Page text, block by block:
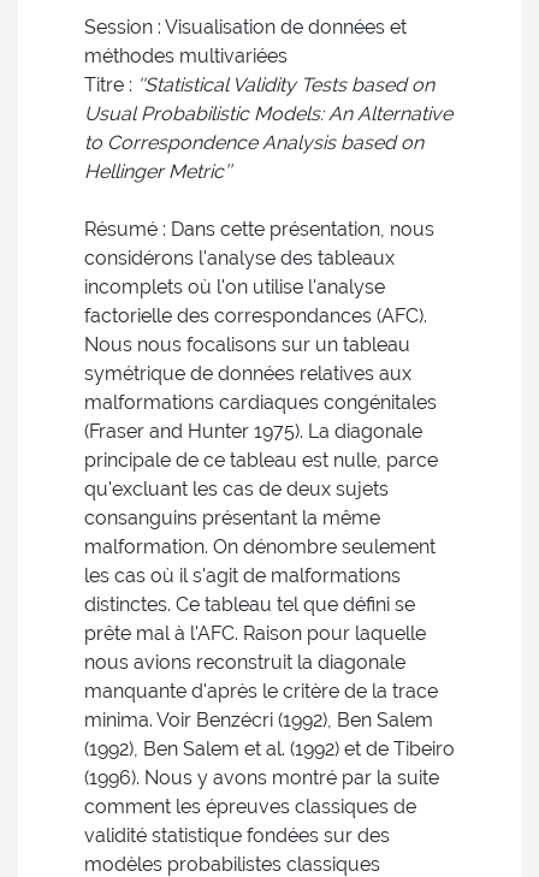
Session : Visualisation de données et
méthodes multivariées
Titre : ''Statistical Validity Tests based on
Usual Probabilistic Models: An Alternative
to Correspondence Analysis based on
Hellinger Metric’’
Résumé : Dans cette présentation, nous
considérons l'analyse des tableaux
incomplets où l'on utilise l'analyse
factorielle des correspondances (AFC).
Nous nous focalisons sur un tableau
symétrique de données relatives aux
malformations cardiaques congénitales
(Fraser and Hunter 1975). La diagonale
principale de ce tableau est nulle, parce
qu'excluant les cas de deux sujets
consanguins présentant la même
malformation. On dénombre seulement
les cas où il s'agit de malformations
distinctes. Ce tableau tel que défini se
prête mal à l'AFC. Raison pour laquelle
nous avions reconstruit la diagonale
manquante d'après le critère de la trace
minima. Voir Benzécri (1992), Ben Salem
(1992), Ben Salem et al. (1992) et de Tibeiro
(1996). Nous y avons montré par la suite
comment les épreuves classiques de
validité statistique fondées sur des
modèles probabilistes classiques